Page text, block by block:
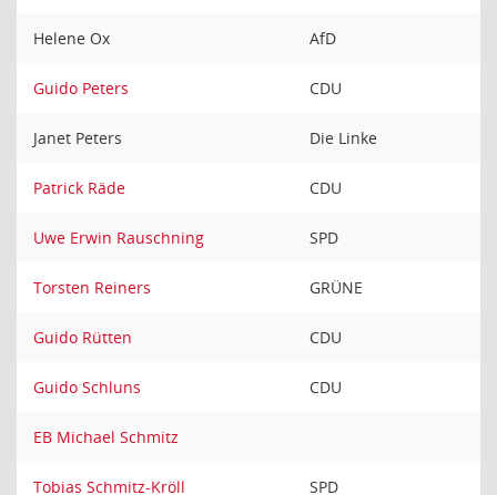
Helene Ox AfD
Guido Peters CDU
Janet Peters Die Linke
Patrick Räde CDU
Uwe Erwin Rauschning SPD
Torsten Reiners GRÜNE
Guido Rütten CDU
Guido Schluns CDU
EB Michael Schmitz
Tobias Schmitz-Kröll SPD